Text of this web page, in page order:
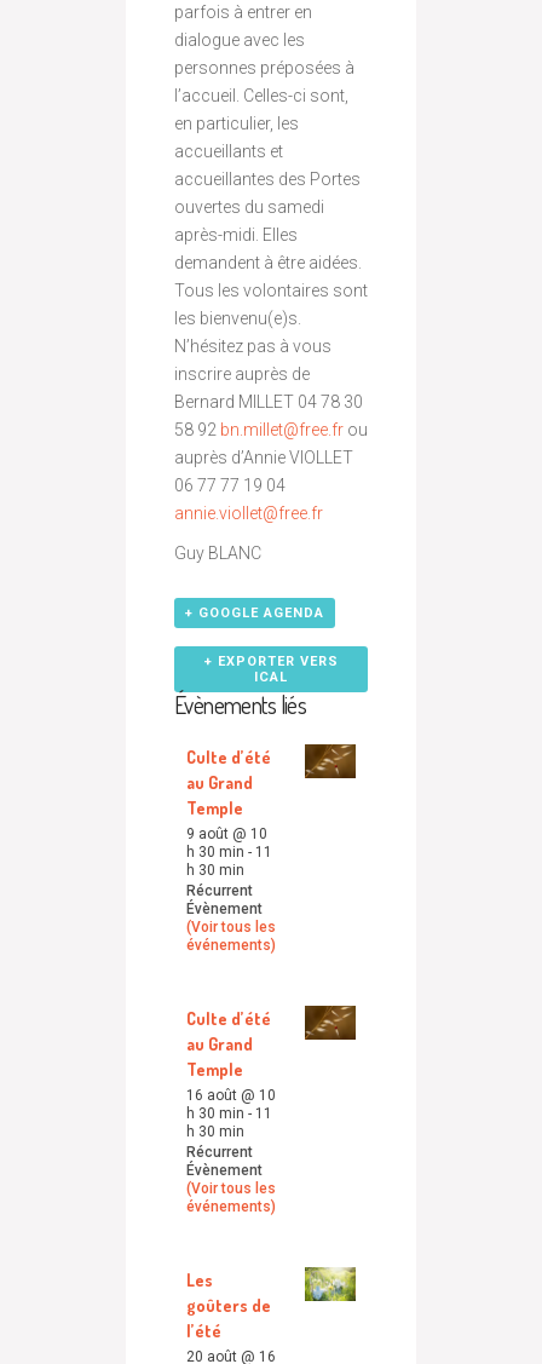
parfois à entrer en
dialogue avec les
personnes préposées à
l’accueil. Celles-ci sont,
en particulier, les
accueillants et
accueillantes des Portes
ouvertes du samedi
après-midi. Elles
demandent à être aidées.
Tous les volontaires sont
les bienvenu(e)s.
N’hésitez pas à vous
inscrire auprès de
Bernard MILLET 04 78 30
58 92 bn.millet@free.fr ou
auprès d’Annie VIOLLET
06 77 77 19 04
annie.viollet@free.fr
Guy BLANC
+ GOOGLE AGENDA
+ EXPORTER VERS
ICAL
Évènements liés
Culte d’été
au Grand
Temple
9 août @ 10
h 30 min - 11
h 30 min
Récurrent
Évènement
(Voir tous les
événements)
Culte d’été
au Grand
Temple
16 août @ 10
h 30 min - 11
h 30 min
Récurrent
Évènement
(Voir tous les
événements)
Les
goûters de
l’été
20 août @ 16